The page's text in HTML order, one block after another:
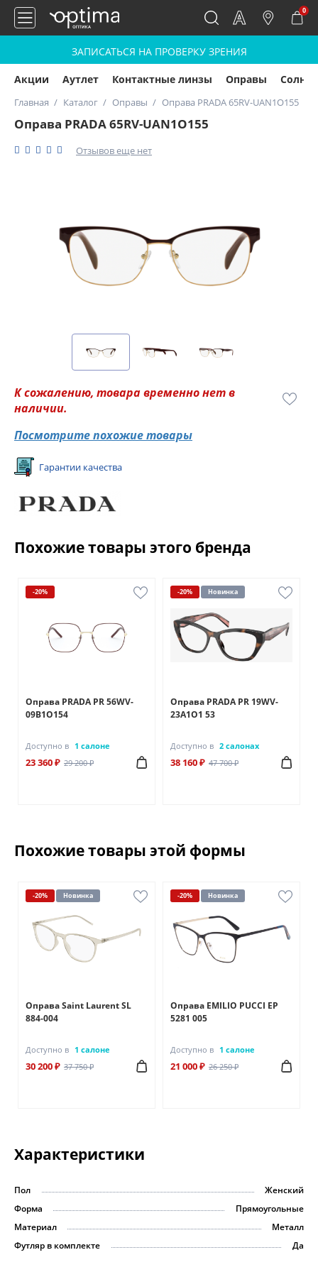
0
ЗАПИСАТЬСЯ НА ПРОВЕРКУ ЗРЕНИЯ
Акции Аутлет Контактные линзы Оправы
Главная Каталог Оправы Оправа PRADA 65RV-UAN1O155
Оправа PRADA 65RV-UAN1O155
Отзывов еще нет
К сожалению, товара временно нет в
наличии.
Посмотрите похожие товары
Гарантии качества
Похожие товары этого бренда
-20%
Оправа PRADA PR 56WV-
09B1O154
Доступно в 1 салоне
23 360 ₽ 29 200 ₽
-20% Новинка
Оправа PRADA PR 19WV-
23A1O1 53
Доступно в 2 салонах
38 160 ₽ 47 700 ₽
Похожие товары этой формы
-20% Новинка
Оправа Saint Laurent SL
884-004
Доступно в 1 салоне
30 200 ₽ 37 750 ₽
-20% Новинка
Оправа EMILIO PUCCI EP
5281 005
Доступно в 1 салоне
21 000 ₽ 26 250 ₽
Характеристики
Пол
Женский
Форма
Прямоугольные
Материал
Металл
Футляр в комплекте
Да